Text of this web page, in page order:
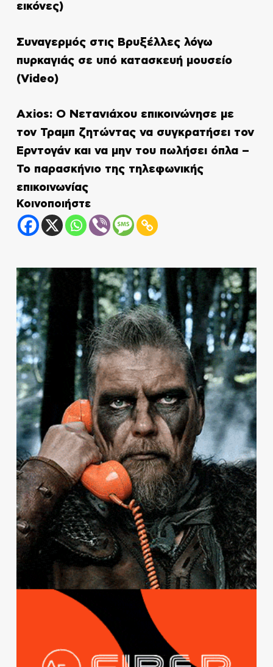
εικόνες)
Συναγερμός στις Βρυξέλλες λόγω
πυρκαγιάς σε υπό κατασκευή μουσείο
(Video)
Axios: Ο Νετανιάχου επικοινώνησε με
τον Τραμπ ζητώντας να συγκρατήσει τον
Ερντογάν και να μην του πωλήσει όπλα –
Το παρασκήνιο της τηλεφωνικής
επικοινωνίας
Κοινοποιήστε